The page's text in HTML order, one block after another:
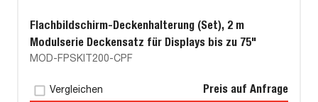
Flachbildschirm-Deckenhalterung (Set), 2 m
Modulserie Deckensatz für Displays bis zu 75"
MOD-FPSKIT200-CPF
Vergleichen Preis auf Anfrage